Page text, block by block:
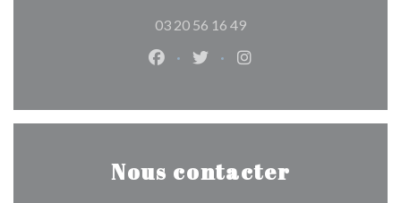
03 20 56 16 49
Facebook ((ouvre une nouvelle
Twitter ((ouvre une
Instagram ((ouvre
Nous contacter